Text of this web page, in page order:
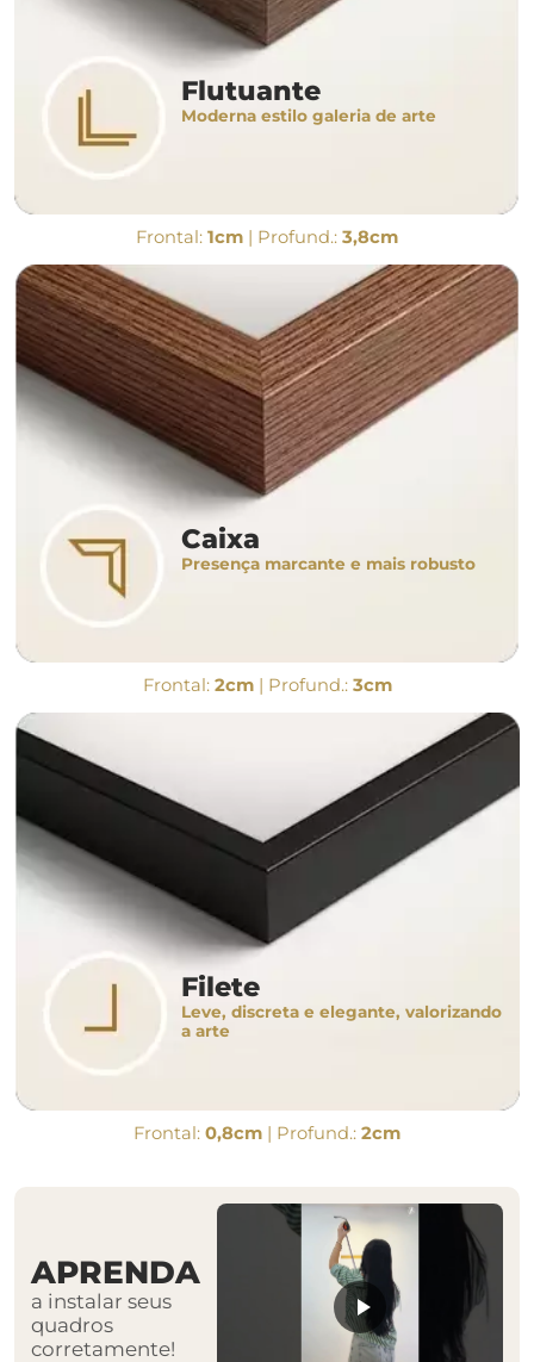
Flutuante
Moderna estilo galeria de arte
Frontal: 1cm | Profund.: 3,8cm
Caixa
Presença marcante e mais robusto
Frontal: 2cm| Profund.: 3cm
Filete
Leve, discreta e elegante, valorizando
a arte
Frontal: 0,8cm | Profund.: 2cm
APRENDA
a instalar seus
quadros
corretamente!